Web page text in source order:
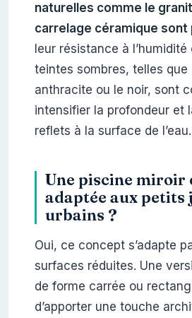
naturelles comme le
carrelage céramique sont
leur résistance à
teintes sombres, telles que
anthracite ou le noir, sont
intensifier la profondeur et
reflets à la surface de l’eau.
Une piscine miroir
adaptée aux petits
urbains ?
Oui, ce concept s’adapte
surfaces réduites. Une
de forme carrée ou
d’apporter une touche